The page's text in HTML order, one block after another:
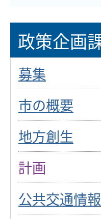
政策企画
募集
市の概要
地方創生
計画
公共交通情報